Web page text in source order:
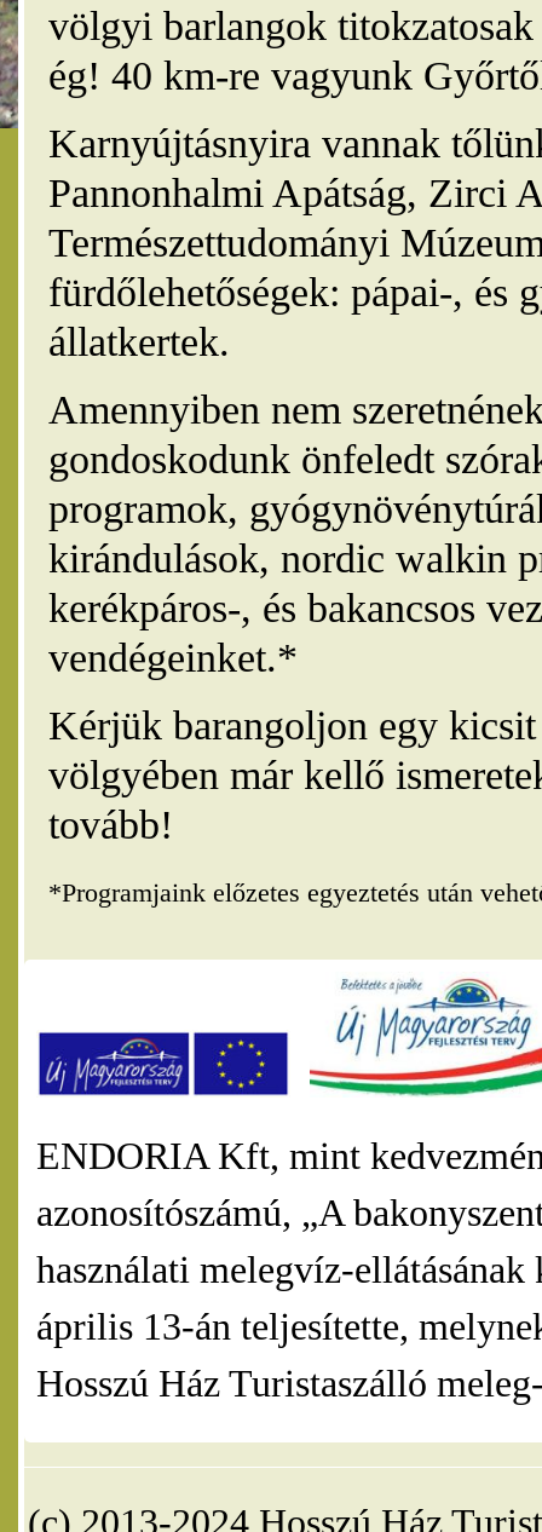
völgyi barlangok
ég! 40 km-re vagyunk
Karnyújtásnyira vannak
Pannonhalmi Apátság, Zirci
Természettudományi
fürdőlehetőségek: pápai-, és
állatkertek.
Amennyiben nem
gondoskodunk önfeledt
programok,
kirándulások, nordic walkin
kerékpáros-, és bakancsos
vendégeinket.*
Kérjük barangoljon egy
völgyében már kellő
tovább!
*Programjaink előzetes egyeztetés után
ENDORIA Kft, mint
azonosítószámú, „A
használati melegvíz-
április 13-án teljesítette,
Hosszú Ház Turistaszálló
(c) 2013-2024 Hosszú Ház